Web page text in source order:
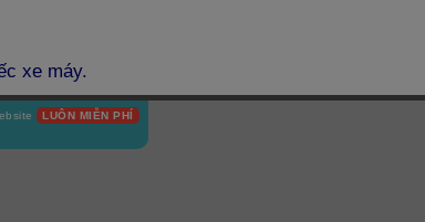
xe máy.
LUÔN MIỄN PHÍ